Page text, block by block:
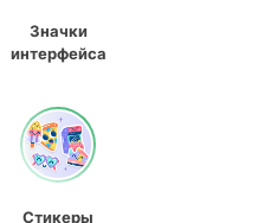
Значки
интерфейса
Стикеры